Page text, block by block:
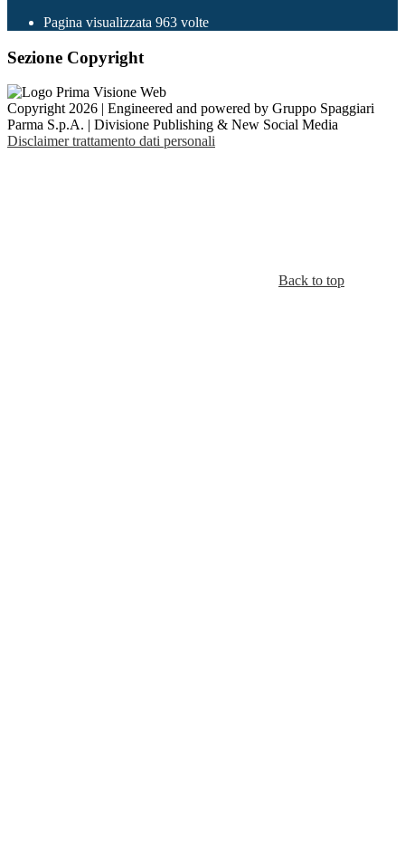
Pagina visualizzata 963 volte
Sezione Copyright
Copyright 2026 | Engineered and powered by Gruppo Spaggiari
Parma S.p.A. | Divisione Publishing & New Social Media
Disclaimer trattamento dati personali
Back to top